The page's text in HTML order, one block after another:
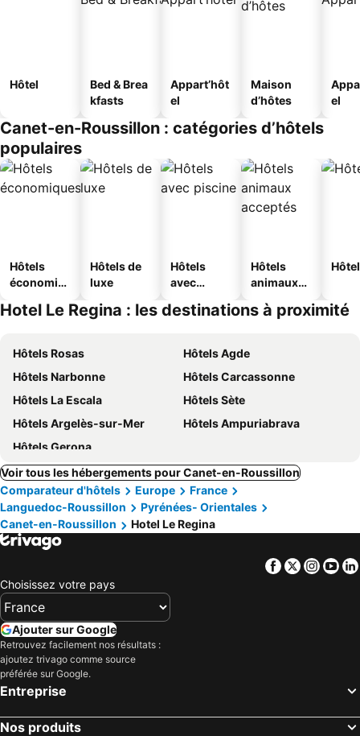
Hôtel
Bed & Brea
kfasts
Appart’hôt
el
Maison
d’hôtes
el
Canet-en-Roussillon : catégories d’hôtels
populaires
Hôtels
économiq
Hôtels de
luxe
Hôtels
avec
Hôtels
animaux
Hotel Le Regina : les destinations à proximité
Hôtels Rosas
Hôtels Agde
Hôtels Narbonne
Hôtels Carcassonne
Hôtels La Escala
Hôtels Sète
Hôtels Argelès-sur-Mer
Hôtels Ampuriabrava
Hôtels Gerona
Voir tous les hébergements pour Canet-en-Roussillon
Comparateur d'hôtels
Europe
France
Languedoc-Roussillon
Pyrénées- Orientales
Canet-en-Roussillon
Hotel Le Regina
Facebook
Twitter
Choisissez votre pays
Ajouter sur Google
Retrouvez facilement nos résultats :
ajoutez trivago comme source
préférée sur Google.
Entreprise
Nos produits